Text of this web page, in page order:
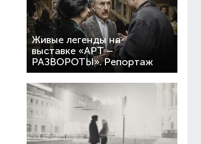
Живые легенды на
выставке «АРТ –
РАЗВОРОТЫ». Репортаж